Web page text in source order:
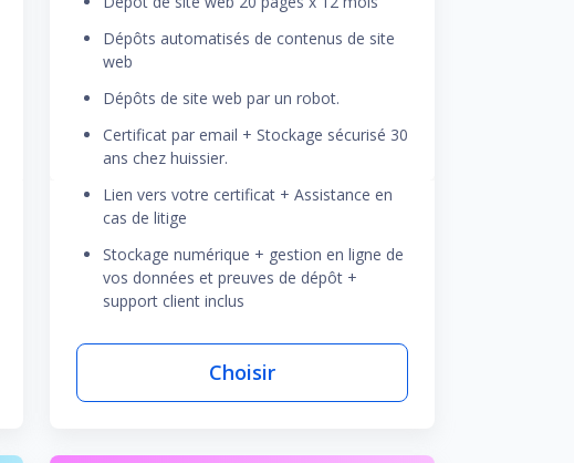
Dépôts automatisés de contenus de site
web
Dépôts de site web par un robot.
Certificat par email + Stockage sécurisé 30
ans chez huissier.
Lien vers votre certificat + Assistance en
cas de litige
Stockage numérique + gestion en ligne de
vos données et preuves de dépôt +
support client inclus
Choisir